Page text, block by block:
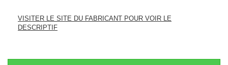
VISITER LE SITE DU FABRICANT POUR VOIR LE
DESCRIPTIF